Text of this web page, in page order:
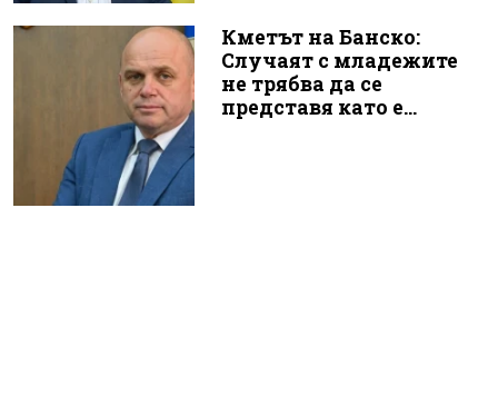
Кметът на Банско:
Случаят с младежите
не трябва да се
представя като е...